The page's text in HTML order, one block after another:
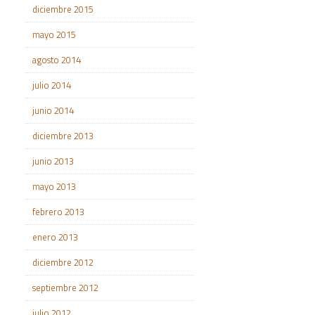
diciembre 2015
mayo 2015
agosto 2014
julio 2014
junio 2014
diciembre 2013
junio 2013
mayo 2013
febrero 2013
enero 2013
diciembre 2012
septiembre 2012